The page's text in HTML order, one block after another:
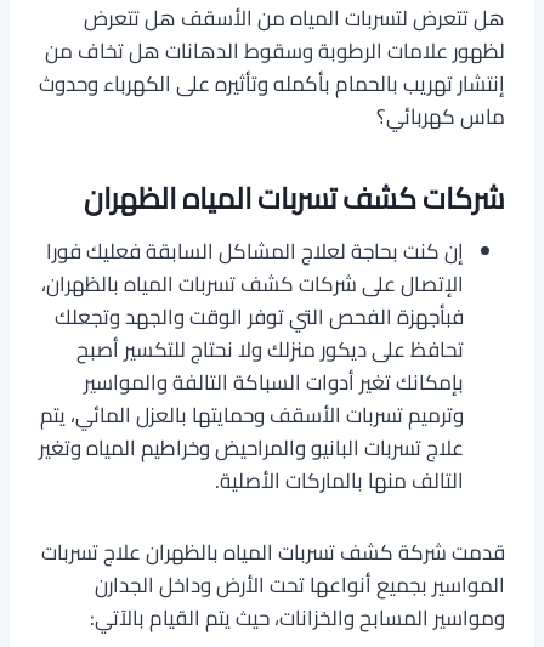
هل تتعرض لتسربات المياه من الأسقف هل تتعرض
لظهور علامات الرطوبة وسقوط الدهانات هل تخاف من
إنتشار تهريب بالحمام بأكمله وتأثيره على الكهرباء وحدوث
ماس كهربائي؟
شركات كشف تسربات المياه الظهران
إن كنت بحاجة لعلاج المشاكل السابقة فعليك فورا
الإتصال على شركات كشف تسربات المياه بالظهران،
فبأجهزة الفحص التي توفر الوقت والجهد وتجعلك
تحافظ على ديكور منزلك ولا نحتاج للتكسير أصبح
بإمكانك تغير أدوات السباكة التالفة والمواسير
وترميم تسربات الأسقف وحمايتها بالعزل المائي، يتم
علاج تسربات البانيو والمراحيض وخراطيم المياه وتغير
التالف منها بالماركات الأصلية.
قدمت شركة كشف تسربات المياه بالظهران علاج تسربات
المواسير بجميع أنواعها تحت الأرض وداخل الجدارن
ومواسير المسابح والخزانات، حيث يتم القيام بالآتي: